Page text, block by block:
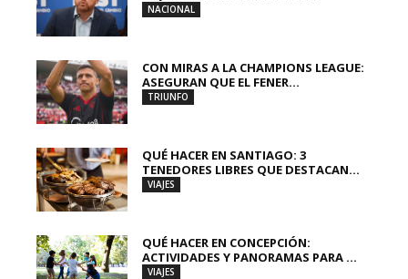
NACIONAL
CON MIRAS A LA CHAMPIONS LEAGUE:
ASEGURAN QUE EL FENER...
TRIUNFO
QUÉ HACER EN SANTIAGO: 3
TENEDORES LIBRES QUE DESTACAN...
VIAJES
QUÉ HACER EN CONCEPCIÓN:
ACTIVIDADES Y PANORAMAS PARA ...
VIAJES